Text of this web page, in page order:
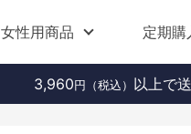
女性用商品 定期購
3,960 円（税込） 以上で